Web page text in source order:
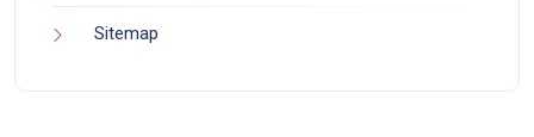
Sitemap